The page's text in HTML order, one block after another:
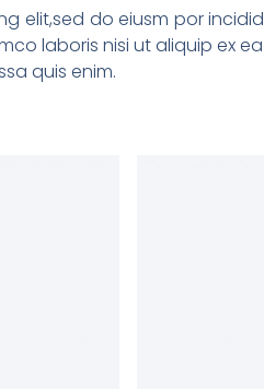
elit,sed do eiusm por
laboris nisi ut aliquip ex
quis enim.